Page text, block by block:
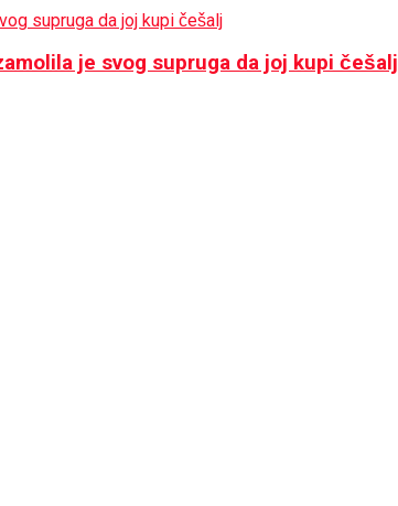
je svog supruga da joj kupi češalj